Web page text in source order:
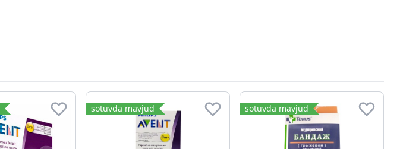
sotuvda mavjud sotuvda mavjud